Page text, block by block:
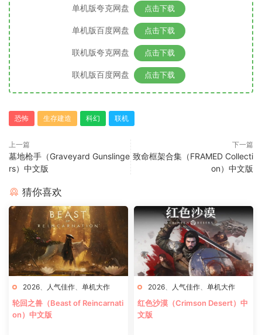
单机版夸克网盘 点击下载
单机版百度网盘 点击下载
联机版夸克网盘 点击下载
联机版百度网盘 点击下载
恐怖 生存建造 科幻 联机
上一篇
墓地枪手（Graveyard Gunslinge
rs）中文版
下一篇
致命框架合集（FRAMED Collecti
on）中文版
猜你喜欢
2026、 人气佳作、 单机大作
轮回之兽（Beast of Reincarnati
on）中文版
2026、 人气佳作、 单机大作
红色沙漠（Crimson Desert）中
文版